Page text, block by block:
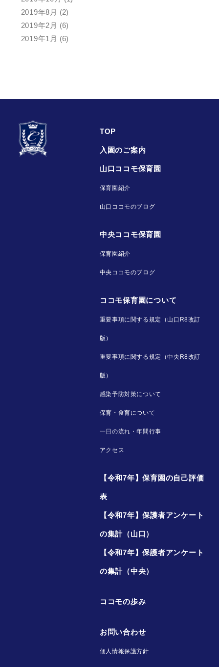
2019年8月 (2)
2019年2月 (6)
2019年1月 (6)
TOP
入園のご案内
山口ココモ保育園
保育園紹介
山口ココモのブログ
中央ココモ保育園
保育園紹介
中央ココモのブログ
ココモ保育園について
重要事項に関する規定（山口R8改訂
版）
重要事項に関する規定（中央R8改訂
版）
感染予防対策について
保育・食育について
一日の流れ・年間行事
アクセス
【令和7年】保育園の自己評価
表
【令和7年】保護者アンケート
の集計（山口）
【令和7年】保護者アンケート
の集計（中央）
ココモの歩み
お問い合わせ
個人情報保護方針